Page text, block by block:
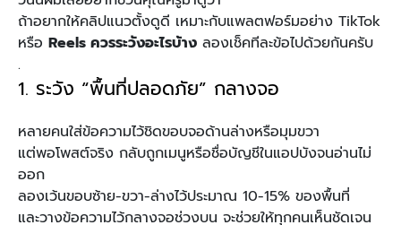
ถ้าอยากให้คลิปแนวตั้งดูดี เหมาะกับแพลตฟอร์มอย่าง TikTok
หรือ Reels ควรระวังอะไรบ้าง ลองเช็คทีละข้อไปด้วยกันครับ
.
1. ระวัง “พื้นที่ปลอดภัย” กลางจอ
หลายคนใส่ข้อความไว้ชิดขอบจอด้านล่างหรือมุมขวา
แต่พอโพสต์จริง กลับถูกเมนูหรือชื่อบัญชีในแอปบังจนอ่านไม่
ออก
ลองเว้นขอบซ้าย-ขวา-ล่างไว้ประมาณ 10-15% ของพื้นที่
และวางข้อความไว้กลางจอช่วงบน จะช่วยให้ทุกคนเห็นชัดเจน